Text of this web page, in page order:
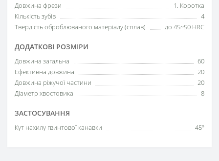
Довжина фрези
1. Коротка
Кількість зубів
4
Твердість оброблюваного матеріалу (сплав)
до 45~50 HRC
ДОДАТКОВІ РОЗМІРИ
Довжина загальна
60
Ефективна довжина
20
Довжина ріжучої частини
20
Діаметр хвостовика
8
ЗАСТОСУВАННЯ
Кут нахилу гвинтової канавки 45º